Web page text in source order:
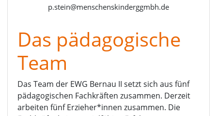
p.stein@menschenskinderggmbh.de
Das pädagogische
Team
Das Team der EWG Bernau II setzt sich aus fünf
pädagogischen Fachkräften zusammen. Derzeit
arbeiten fünf Erzieher*innen zusammen. Die